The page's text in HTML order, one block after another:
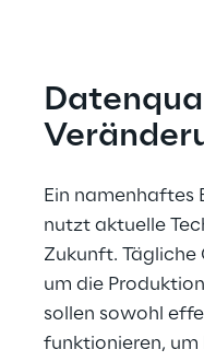
Ein namenhaftes
nutzt aktuelle
Zukunft. Tägliche
um die
sollen sowohl
funktionieren, um